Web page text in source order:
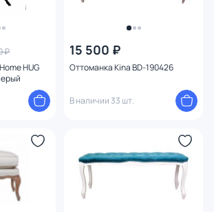
₽
HUG
15 500 ₽
Оттоманка Kina BD-190426
В наличии 33 шт.